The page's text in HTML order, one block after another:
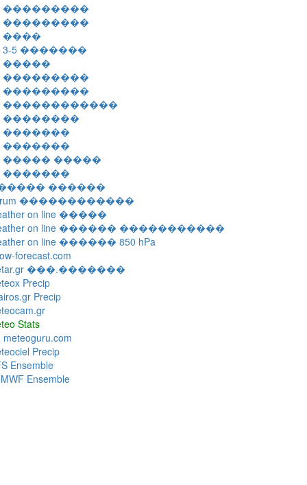
���������
���������
����
3-5 �������
�����
���������
���������
������������
��������
�������
�������
����� �����
�������
������
������������
on line �����
on line ������ �����������
on line ������ 850 hPa
forecast.com
���.�������
Precip
Precip
Stats
meteoguru.com
Precip
Ensemble
Ensemble